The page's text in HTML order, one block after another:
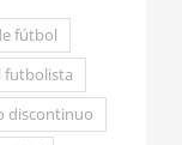
fútbol
futbolista
discontinuo